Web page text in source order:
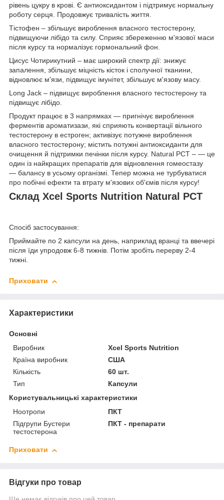
рівень цукру в крові. Є антиоксидантом і підтримує нормальну
роботу серця. Продовжує тривалість життя.
Тістофен – збільшує вироблення власного тестостерону,
підвищуючи лібідо та силу. Сприяє збереженню м'язової маси
після курсу та нормалізує гормональний фон.
Цисус Чотирикутний – має широкий спектр дії: знижує
запалення, збільшує міцність кісток і сполучної тканини,
відновлює м'язи, підвищує імунітет, збільшує м'язову масу.
Long Jack – підвищує вироблення власного тестостерону та
підвищує лібідо.
Продукт працює в 3 напрямках — пригнічує вироблення
ферментів ароматизази, які сприяють конвертації вільного
тестостерону в естроген; активізує потужне вироблення
власного тестостерону; містить потужні антиоксиданти для
очищення й підтримки печінки після курсу. Natural PCT – — це
один із найкращих препаратів для відновлення гомеостазу
— балансу в усьому організмі. Тепер можна не турбуватися
про побічні ефекти та втрату м'язових об'ємів після курсу!
Склад Xcel Sports Nutrition Natural PCT
Спосіб застосування:
Приймайте по 2 капсули на день, наприклад вранці та ввечері
після їди упродовж 6-8 тижнів. Потім зробіть перерву 2-4
тижні.
Приховати
Характеристики
Основні
Виробник
Xcel Sports Nutrition
Країна виробник
США
Кількість
60 шт.
Тип
Капсули
Користувальницькі характеристики
Ноотропи
ПКТ
Підгрупи Бустери
тестостерона
ПКТ - препарати
Приховати
Відгуки про товар